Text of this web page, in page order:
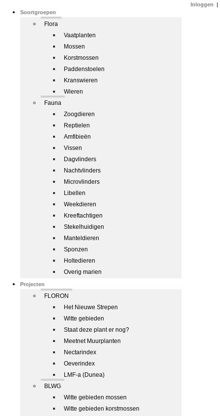
Soortgroepen
Flora
Vaatplanten
Mossen
Korstmossen
Paddenstoelen
Kranswieren
Wieren
Fauna
Zoogdieren
Reptielen
Amfibieën
Vissen
Dagvlinders
Nachtvlinders
Microvlinders
Libellen
Weekdieren
Kreeftachtigen
Stekelhuidigen
Manteldieren
Sponzen
Holtedieren
Overig marien
Projecten
FLORON
Het Nieuwe Strepen
Witte gebieden
Staat deze plant er nog?
Meetnet Muurplanten
Nectarindex
Oeverindex
LMF-a (Dunea)
BLWG
Witte gebieden mossen
Witte gebieden korstmossen
Inloggen |